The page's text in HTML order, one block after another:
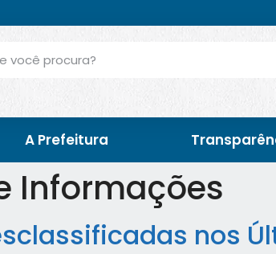
A Prefeitura
Informações
nos